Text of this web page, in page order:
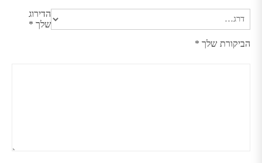
הדירוג
שלך *
הביקורת שלך *